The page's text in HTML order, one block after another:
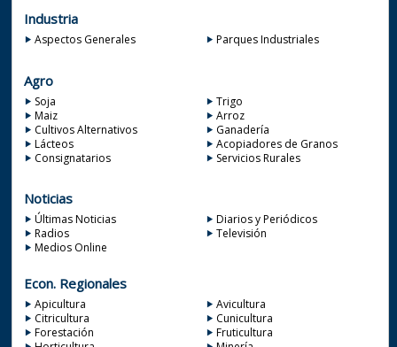
Industria
Aspectos Generales Parques Industriales
Agro
Soja
Trigo
Maiz
Arroz
Cultivos Alternativos
Ganadería
Lácteos
Acopiadores de Granos
Consignatarios
Servicios Rurales
Noticias
Últimas Noticias
Diarios y Periódicos
Radios
Televisión
Medios Online
Econ. Regionales
Apicultura
Avicultura
Citricultura
Cunicultura
Forestación
Fruticultura